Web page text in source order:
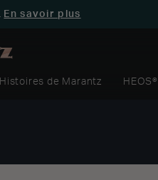
En savoir plus
Histoires de Marantz HEOS®